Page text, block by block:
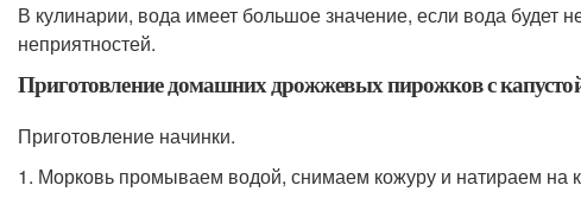
В кулинарии, вода имеет большое значение, если вода будет
неприятностей.
Приготовление домашних дрожжевых пирожков с
Приготовление начинки.
1. Морковь промываем водой, снимаем кожуру и натираем на